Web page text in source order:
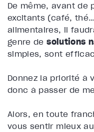
De même, avant de
excitants (café,
alimentaires, il
genre desolutions
simples, sont
Donnez la priorité à
donc à passer de
Alors, en toute
vous sentir mieux